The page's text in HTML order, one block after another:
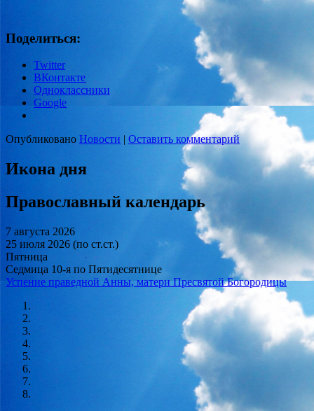
Поделиться:
Twitter
ВКонтакте
Одноклассники
Google
Опубликовано Новости | Оставить комментарий
Икона дня
Православный календарь
7 августа 2026
25 июля 2026 (по ст.ст.)
Пятница
Седмица 10-я по Пятидесятнице
Успение праведной Анны, матери Пресвятой Богородицы